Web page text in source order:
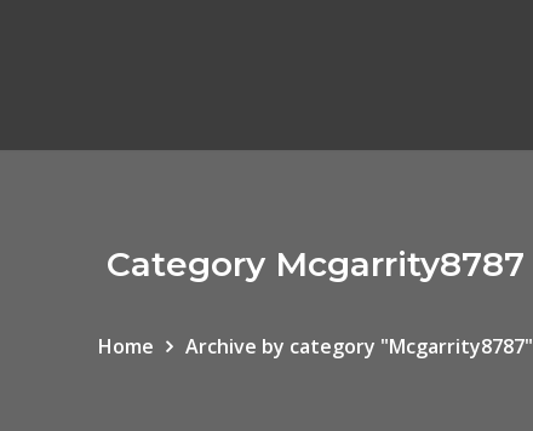
Category Mcgarrity8787
Home Archive by category "Mcgarrity8787"